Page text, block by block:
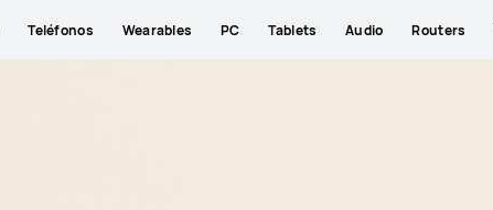
Teléfonos Wearables PC Tablets Audio Routers